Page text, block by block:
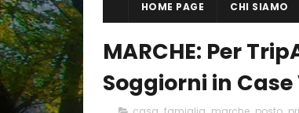
HOME PAGE CHI SIAMO
MARCHE: Per
Soggiorni in